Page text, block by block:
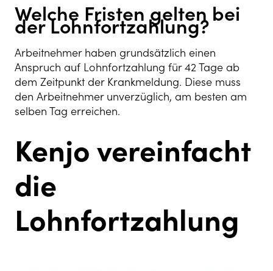
Welche Fristen gelten bei
der Lohnfortzahlung?
Arbeitnehmer haben grundsätzlich einen
Anspruch auf Lohnfortzahlung für 42 Tage ab
dem Zeitpunkt der Krankmeldung. Diese muss
den Arbeitnehmer unverzüglich, am besten am
selben Tag erreichen.
Kenjo vereinfacht
die
Lohnfortzahlung